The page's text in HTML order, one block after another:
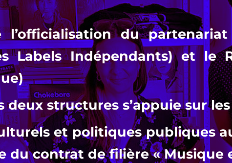
l’officialisation du
Labels Indépendants) et le
structures s’appuie sur
et politiques publiques
du contrat de filière « Musique